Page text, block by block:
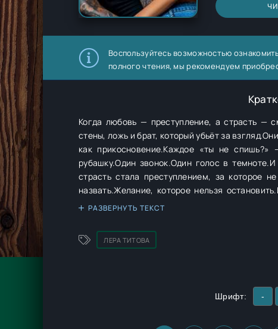
Воспользуйтесь возможностью
полного чтения, мы рекомендуем
Когда любовь — преступление, а страсть —
стены, ложь и брат, который убьёт за
как прикосновение.Каждое «ты не
рубашку.Один звонок.Один голос в
страсть стала преступлением, за которое
назвать.Желание, которое нельзя
вдруг находишь то, ради чего стоит
РАЗВЕРНУТЬ ТЕКСТ
ЛЕРА ТИТОВА
Шрифт: -